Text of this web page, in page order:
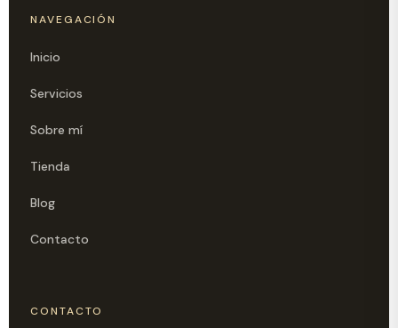
NAVEGACIÓN
Inicio
Servicios
Sobre mí
Tienda
Blog
Contacto
CONTACTO